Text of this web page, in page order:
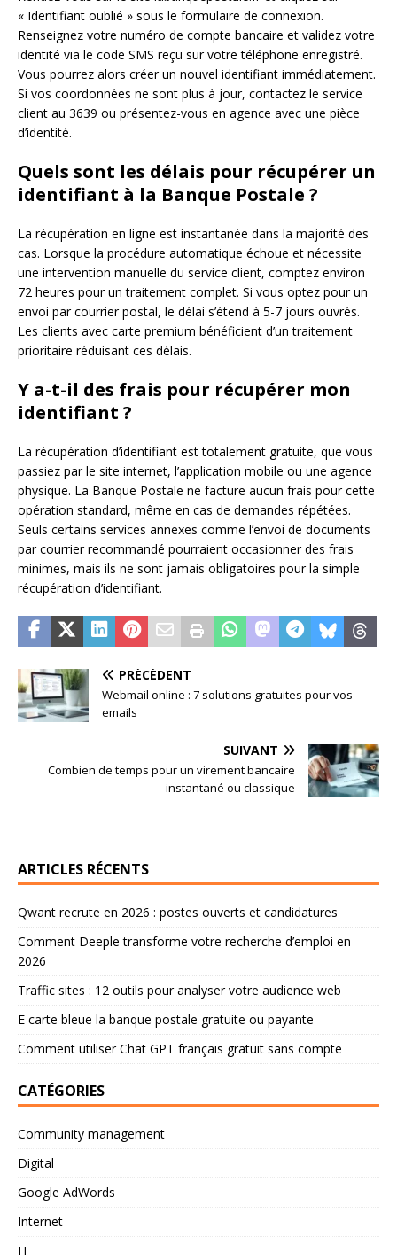
« Identifiant oublié » sous le formulaire de connexion.
Renseignez votre numéro de compte bancaire et validez votre
identité via le code SMS reçu sur votre téléphone enregistré.
Vous pourrez alors créer un nouvel identifiant immédiatement.
Si vos coordonnées ne sont plus à jour, contactez le service
client au 3639 ou présentez-vous en agence avec une pièce
d’identité.
Quels sont les délais pour récupérer un
identifiant à la Banque Postale ?
La récupération en ligne est instantanée dans la majorité des
cas. Lorsque la procédure automatique échoue et nécessite
une intervention manuelle du service client, comptez environ
72 heures pour un traitement complet. Si vous optez pour un
envoi par courrier postal, le délai s’étend à 5-7 jours ouvrés.
Les clients avec carte premium bénéficient d’un traitement
prioritaire réduisant ces délais.
Y a-t-il des frais pour récupérer mon
identifiant ?
La récupération d’identifiant est totalement gratuite, que vous
passiez par le site internet, l’application mobile ou une agence
physique. La Banque Postale ne facture aucun frais pour cette
opération standard, même en cas de demandes répétées.
Seuls certains services annexes comme l’envoi de documents
par courrier recommandé pourraient occasionner des frais
minimes, mais ils ne sont jamais obligatoires pour la simple
récupération d’identifiant.
PRÉCÉDENT
Webmail online : 7 solutions gratuites pour vos
emails
SUIVANT
Combien de temps pour un virement bancaire
instantané ou classique
ARTICLES RÉCENTS
Qwant recrute en 2026 : postes ouverts et candidatures
Comment Deeple transforme votre recherche d’emploi en
2026
Traffic sites : 12 outils pour analyser votre audience web
E carte bleue la banque postale gratuite ou payante
Comment utiliser Chat GPT français gratuit sans compte
CATÉGORIES
Community management
Digital
Google AdWords
Internet
IT